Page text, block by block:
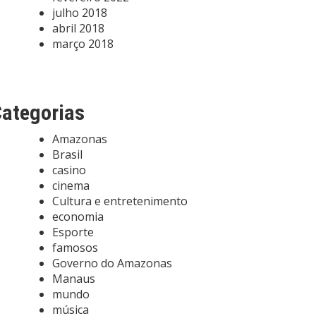
julho 2018
abril 2018
março 2018
Amazonas
Brasil
casino
cinema
Cultura e entretenimento
economia
Esporte
famosos
Governo do Amazonas
Manaus
mundo
música